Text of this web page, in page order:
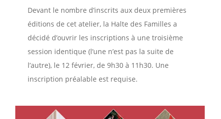
Devant le nombre d’inscrits aux deux premières
éditions de cet atelier, la Halte des Familles a
décidé d’ouvrir les inscriptions à une troisième
session identique (l’une n’est pas la suite de
l’autre), le 12 février, de 9h30 à 11h30. Une
inscription préalable est requise.